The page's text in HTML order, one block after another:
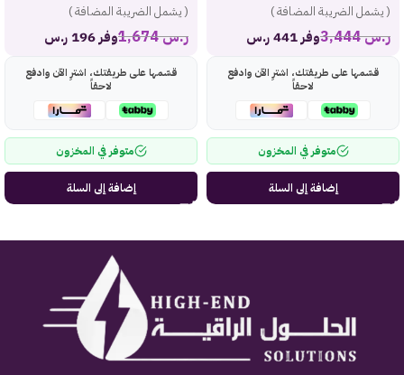
( يشمل الضريبة المضافة )
ر.س3,444 وفر 441 ر.س
قسّمها على طريقتك، اشترِ الآن وادفع
لاحقاً
متوفر في المخزون
إضافة إلى السلة
( يشمل الضريبة المضافة )
ر.س1,674 وفر 196 ر.س
قسّمها على طريقتك، اشترِ الآن وادفع
لاحقاً
متوفر في المخزون
إضافة إلى السلة